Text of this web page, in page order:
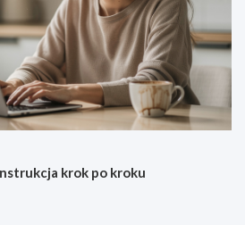
krok po kroku